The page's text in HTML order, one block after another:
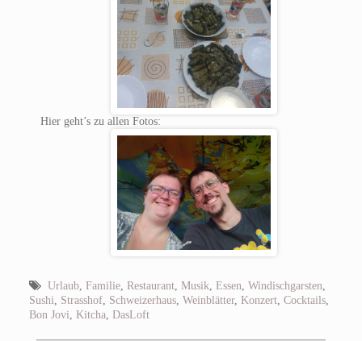
Hier geht’s zu allen Fotos:
Urlaub, Familie, Restaurant, Musik, Essen, Windischgarsten,
Sushi, Strasshof, Schweizerhaus, Weinblätter, Konzert, Cocktails,
Bon Jovi, Kitcha, DasLoft